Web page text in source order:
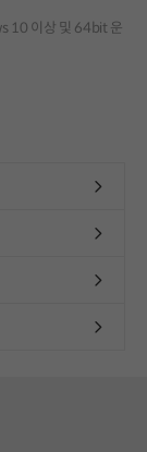
10 이상 및 64bit 운